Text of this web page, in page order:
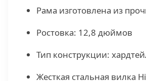
Рама изготовлена из
Ростовка: 12,8 дюймов
Тип конструкции:
Жесткая стальная вилка